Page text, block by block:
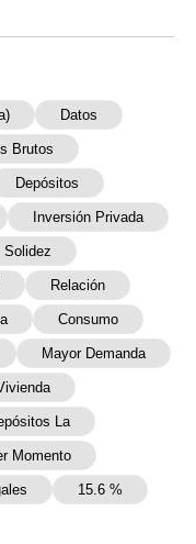
Datos
Brutos
Depósitos
Inversión Privada
Solidez
Relación
Consumo
Mayor Demanda
La
Momento
15.6 %